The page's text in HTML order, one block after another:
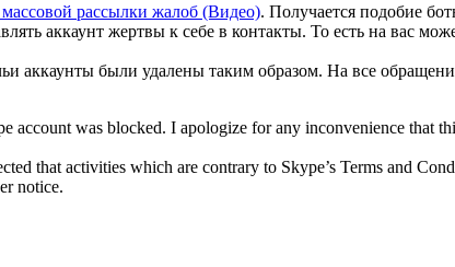
рассылки жалоб (Видео). Получается подобие
аккаунт жертвы к себе в контакты. То есть на вас
аккаунты были удалены таким образом. На все
account was blocked. I apologize for any inconvenience that
that activities which are contrary to Skype’s Terms and
notice.